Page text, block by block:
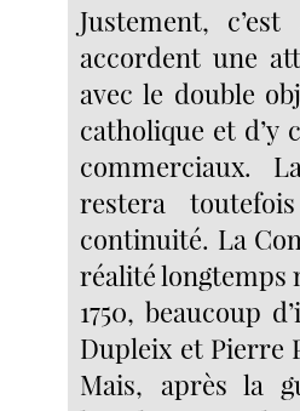
Justement,
accordent une
avec le double
catholique et d’y
commerciaux.
restera
continuité. La
réalité longtemps
1750, beaucoup
Dupleix et Pierre
Mais, après la